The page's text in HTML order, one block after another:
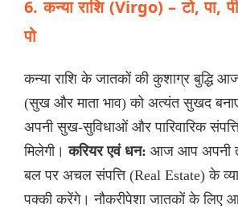
6. कन्या राशि (Virgo) – टो, पा,
पो
कन्या राशि के जातकों की कुशाग्र बुद्धि
(सुख और माता भाव) को अत्यंत सुखद
अपनी सुख-सुविधाओं और पारिवारिक
मिलेगी।करियर एवं धन: आज आप अपनी
बल पर अचल संपत्ति (Real Estate) के
पक्की करेंगे। नौकरीपेशा जातकों के लिए